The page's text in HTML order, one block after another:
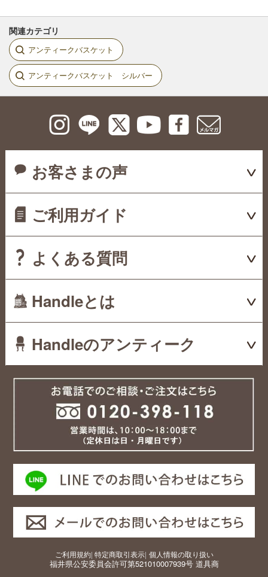
関連カテゴリ
アンティークバスケット
アンティークバスケット シルバー
お客さまの声
ご利用ガイド
よくある質問
Handleとは
Handleのアンティーク
ご利用規約| 特定商取引表示| 個人情報の取り扱い
福井県公安委員会許可第521010007939号 道具商